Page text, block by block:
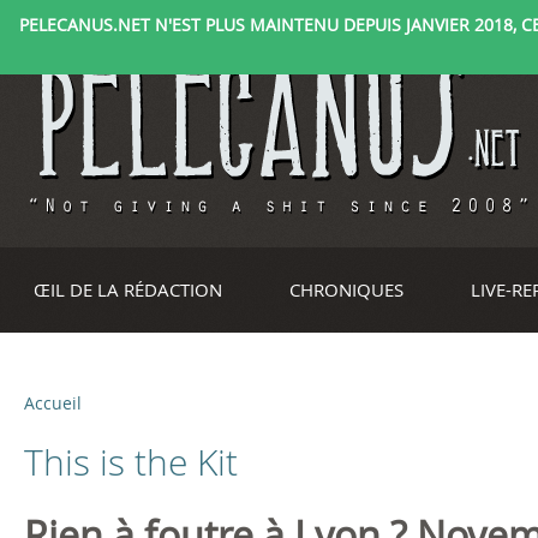
PELECANUS.NET N'EST PLUS MAINTENU DEPUIS JANVIER 2018,
ŒIL DE LA RÉDACTION CHRONIQUES LIVE-
V
o
u
Accueil
This is the Kit